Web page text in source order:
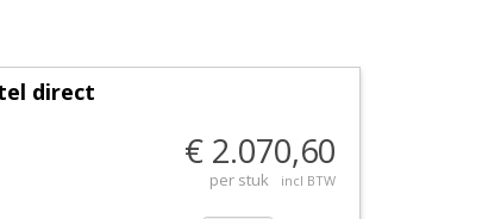
direct
€ 2.070,60
per stuk incl BTW